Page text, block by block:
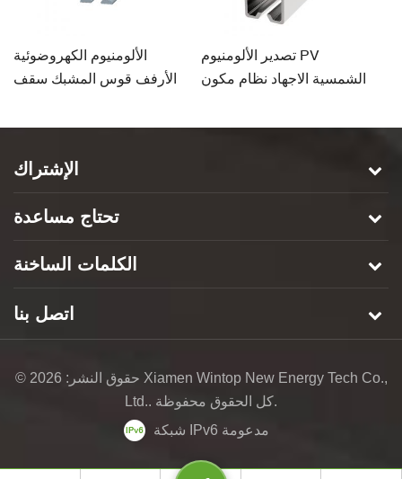
الألومنيوم الكهروضوئية
الأرفف قوس المشبك سقف
تصدير الألومنيوم PV
الشمسية الاجهاد نظام مكون
الإشتراك
تحتاج مساعدة
الكلمات الساخنة
اتصل بنا
© حقوق النشر: 2026 Xiamen Wintop New Energy Tech Co.,
Ltd.. كل الحقوق محفوظة.
شبكة IPv6 مدعومة